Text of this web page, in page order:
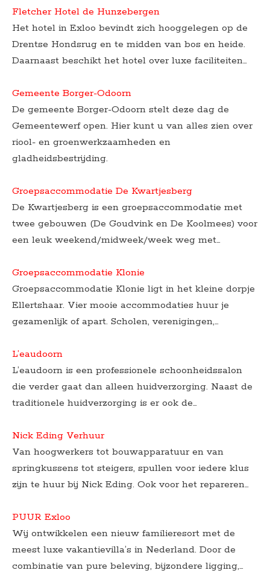
Fletcher Hotel de Hunzebergen
Het hotel in Exloo bevindt zich hooggelegen op de
Drentse Hondsrug en te midden van bos en heide.
Daarnaast beschikt het hotel over luxe faciliteiten…
Gemeente Borger-Odoorn
De gemeente Borger-Odoorn stelt deze dag de
Gemeentewerf open. Hier kunt u van alles zien over
riool- en groenwerkzaamheden en
gladheidsbestrijding.
Groepsaccommodatie De Kwartjesberg
De Kwartjesberg is een groepsaccommodatie met
twee gebouwen (De Goudvink en De Koolmees) voor
een leuk weekend/midweek/week weg met…
Groepsaccommodatie Klonie
Groepsaccommodatie Klonie ligt in het kleine dorpje
Ellertshaar. Vier mooie accommodaties huur je
gezamenlijk of apart. Scholen, verenigingen,…
L’eaudoorn
L’eaudoorn is een professionele schoonheidssalon
die verder gaat dan alleen huidverzorging. Naast de
traditionele huidverzorging is er ook de…
Nick Eding Verhuur
Van hoogwerkers tot bouwapparatuur en van
springkussens tot steigers, spullen voor iedere klus
zijn te huur bij Nick Eding. Ook voor het repareren…
PUUR Exloo
Wij ontwikkelen een nieuw familieresort met de
meest luxe vakantievilla’s in Nederland. Door de
combinatie van pure beleving, bijzondere ligging,…